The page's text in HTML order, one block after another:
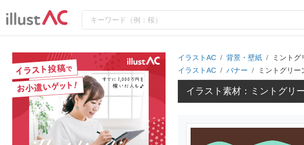
イラストAC 背景・壁紙
ミントグ
イラストAC
バナー ミントグリー
イラスト素材：ミントグリ